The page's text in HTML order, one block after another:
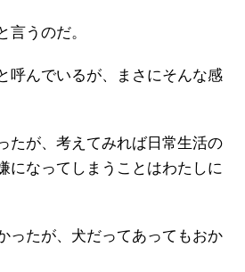
言うのだ。
呼んでいるが、まさにそんな感
たが、考えてみれば日常生活の
になってしまうことはわたしに
ったが、犬だってあってもおか